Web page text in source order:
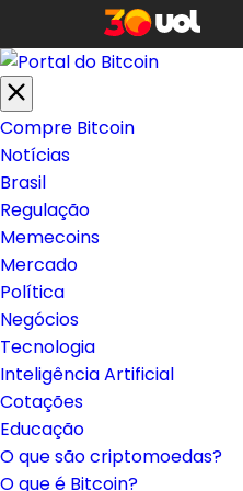
Compre Bitcoin
Notícias
Brasil
Regulação
Memecoins
Mercado
Política
Negócios
Tecnologia
Inteligência Artificial
Cotações
Educação
O que são criptomoedas?
O que é Bitcoin?